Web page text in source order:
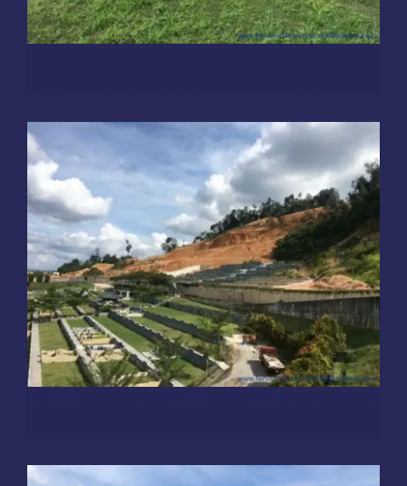
Burial Plots FC 区 Sungai Lembu, Bukit Mertajam